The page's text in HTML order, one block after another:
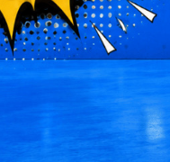
13.30 Disponibile
€ 13.30 Disponibile
Disponibile
Disponibile